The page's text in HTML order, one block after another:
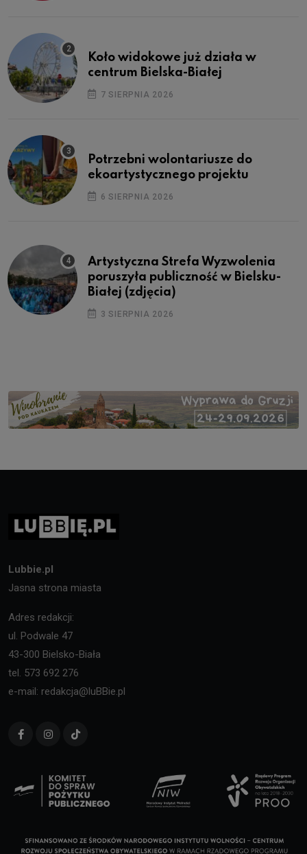
Koło widokowe już działa w
centrum Bielska-Białej
7 SIERPNIA 2026
Potrzebni wolontariusze do
ekoartystycznego projektu
6 SIERPNIA 2026
Artystyczna Strefa Wyzwolenia
poruszyła publiczność w Bielsku-
Białej (zdjęcia)
3 SIERPNIA 2026
Lubbie.pl
Jasna strona miasta
Adres redakcji:
ul. Podwale 47
43-300 Bielsko-Biała
tel. 573 692 276
e-mail: redakcja@luBBie.pl